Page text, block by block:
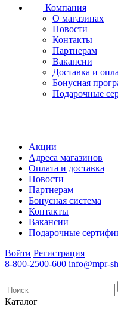
Компания
О магазинах
Новости
Контакты
Партнерам
Вакансии
Доставка и
Бонусная
Подарочные
Акции
Адреса магазинов
Оплата и доставка
Новости
Партнерам
Бонусная система
Контакты
Вакансии
Подарочные
Войти Регистрация
8-800-2500-600 info@mpr-
Каталог